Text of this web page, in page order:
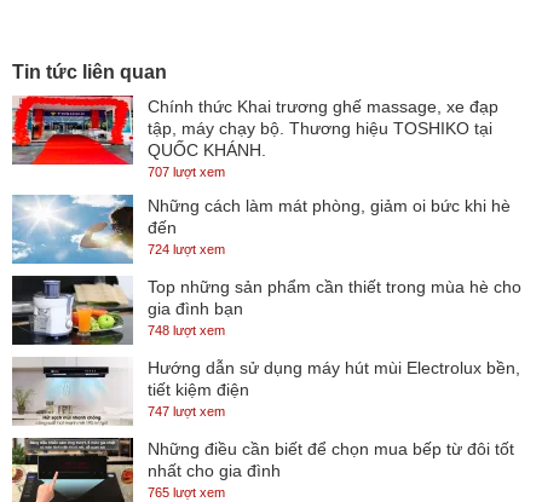
Quạt đứng KDK P40V(GD)
Chất liệu
Thân quạt được làm từ chất liệu nhựa, không gây hại đến sức
khỏe, dễ dàng vệ sinh.
Cánh quạt bằng kim loại khó bị gãy, có độ bền cao hơn so với các
loại quạt dùng cánh nhựa trên thị trường.
Tin tức liên quan
Chính thức Khai trương ghế massage, xe đạp
tập, máy chạy bộ. Thương hiệu TOSHIKO tại
QUỐC KHÁNH.
707 lượt xem
Những cách làm mát phòng, giảm oi bức khi hè
đến
724 lượt xem
Top những sản phẩm cần thiết trong mùa hè cho
gia đình bạn
748 lượt xem
Hướng dẫn sử dụng máy hút mùi Electrolux bền,
tiết kiệm điện
747 lượt xem
Những điều cần biết để chọn mua bếp từ đôi tốt
nhất cho gia đình
765 lượt xem